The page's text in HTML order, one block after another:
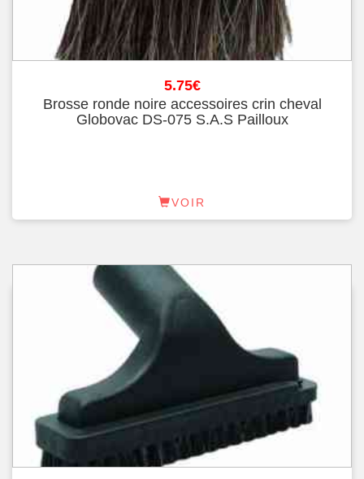
5.75€
Brosse ronde noire accessoires crin cheval
Globovac DS-075 S.A.S Pailloux
VOIR